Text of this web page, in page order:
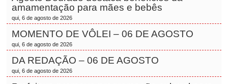
amamentação para mães e bebês
qui, 6 de agosto de 2026
MOMENTO DE VÔLEI – 06 DE AGOSTO
qui, 6 de agosto de 2026
DA REDAÇÃO – 06 DE AGOSTO
qui, 6 de agosto de 2026